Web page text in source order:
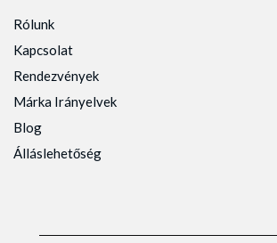
Rólunk
Kapcsolat
Rendezvények
Márka Irányelvek
Blog
Álláslehetőség